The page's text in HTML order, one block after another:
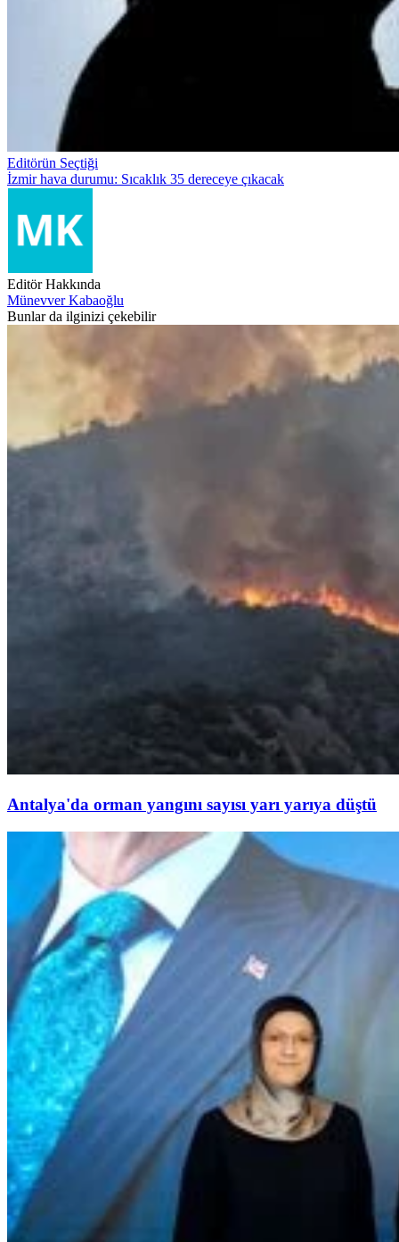
Editörün Seçtiği
İzmir hava durumu: Sıcaklık 35 dereceye çıkacak
Editör Hakkında
Münevver Kabaoğlu
Bunlar da ilginizi çekebilir
Antalya'da orman yangını sayısı yarı yarıya düştü